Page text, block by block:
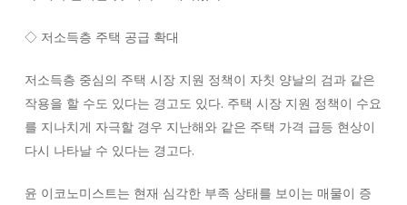
◇ 저소득층 주택 공급 확대
저소득층 중심의 주택 시장 지원 정책이 자칫 양날의 검과 같은
작용을 할 수도 있다는 경고도 있다. 주택 시장 지원 정책이 수요
를 지나치게 자극할 경우 지난해와 같은 주택 가격 급등 현상이
다시 나타날 수 있다는 경고다.
윤 이코노미스트는 현재 심각한 부족 상태를 보이는 매물이 증